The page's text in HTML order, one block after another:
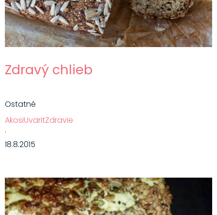
Zdravý chlieb
Ostatné
AkosiUvaritZdravie
·
18.8.2015